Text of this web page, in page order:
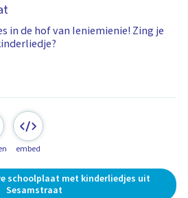
in de hof van Ieniemienie! Zing je
embed
schoolplaat met kinderliedjes uit
Sesamstraat